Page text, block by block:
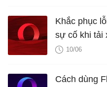
Khắc phục
sự cố khi tải
10/06
Cách dùng